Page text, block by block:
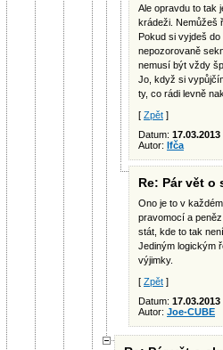
Ale opravdu to tak
krádeži. Nemůžeš
Pokud si vyjdeš
nepozorovaně
nemusí být vždy
Jo, když si
ty, co rádi levně
[ Zpět ]
Datum: 17.03.2013
Autor: Ifča
Re: Pár vět o
Ono je to v
pravomocí a
stát, kde to tak není.
Jediným logickým
výjimky.
[ Zpět ]
Datum: 17.03.2013
Autor: Joe-CUBE